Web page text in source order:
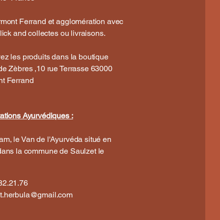
Ferrand et agglomération avec
and collectes ou livraisons.
les produits dans la boutique
Zèbres ,10 rue Terrasse 63000
Ferrand
Ayurvédiques :
le Van de l'Ayurvéda situé en
la commune de Saulzet le